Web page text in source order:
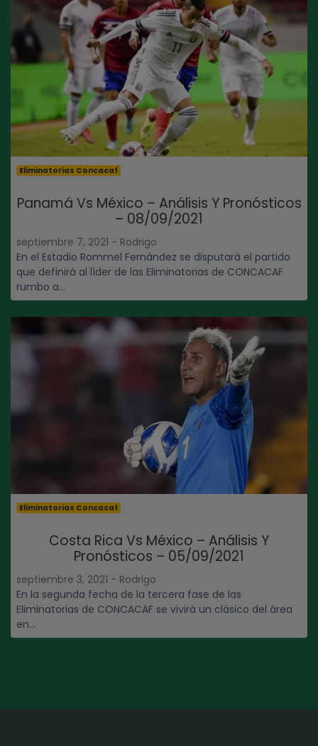
Eliminatorias Concacaf
Panamá Vs México – Análisis Y Pronósticos
– 08/09/2021
septiembre 7, 2021 - Rodrigo
En el Estadio Rommel Fernández se disputará el partido
que definirá al líder de las Eliminatorias de CONCACAF
rumbo a...
Eliminatorias Concacaf
Costa Rica Vs México – Análisis Y
Pronósticos – 05/09/2021
septiembre 3, 2021 - Rodrigo
En la segunda fecha de la tercera fase de las
Eliminatorias de CONCACAF se vivirá un clásico del área
en...